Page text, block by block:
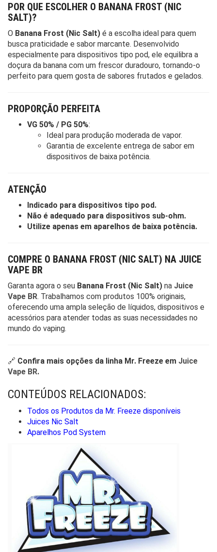
POR QUE ESCOLHER O BANANA FROST (NIC
SALT)?
O Banana Frost (Nic Salt) é a escolha ideal para quem
busca praticidade e sabor marcante. Desenvolvido
especialmente para dispositivos tipo pod, ele equilibra a
doçura da banana com um frescor duradouro, tornando-o
perfeito para quem gosta de sabores frutados e gelados.
PROPORÇÃO PERFEITA
VG 50% / PG 50%:
Ideal para produção moderada de vapor.
Garantia de excelente entrega de sabor em
dispositivos de baixa potência.
ATENÇÃO
Indicado para dispositivos tipo pod.
Não é adequado para dispositivos sub-ohm.
Utilize apenas em aparelhos de baixa potência.
COMPRE O BANANA FROST (NIC SALT) NA JUICE
VAPE BR
Garanta agora o seu Banana Frost (Nic Salt) na Juice
Vape BR. Trabalhamos com produtos 100% originais,
oferecendo uma ampla seleção de líquidos, dispositivos e
acessórios para atender todas as suas necessidades no
mundo do vaping.
🔗 Confira mais opções da linha Mr. Freeze em Juice
Vape BR.
CONTEÚDOS RELACIONADOS:
Todos os Produtos da Mr. Freeze disponíveis
Juices Nic Salt
Aparelhos Pod System